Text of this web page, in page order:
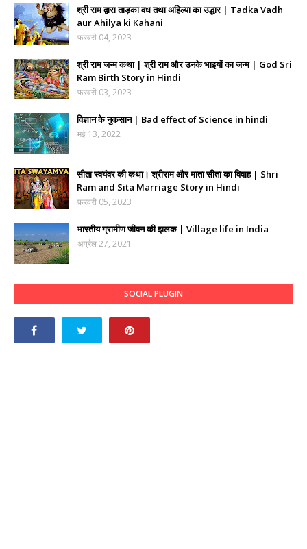
श्री राम द्वारा ताड़का वध तथा अहिल्या का उद्धार | Tadka Vadh
aur Ahilya ki Kahani
फ़रवरी 04, 2023
श्री राम जन्म कथा | श्री राम और उनके भाइयों का जन्म | God Sri
Ram Birth Story in Hindi
फ़रवरी 03, 2023
विज्ञान के नुकसान | Bad effect of Science in hindi
मई 13, 2022
सीता स्वयंवर की कथा। श्रीराम और माता सीता का विवाह | Shri
Ram and Sita Marriage Story in Hindi
फ़रवरी 05, 2023
भारतीय ग्रामीण जीवन की झलक | Village life in India
अप्रैल 27, 2021
SOCIAL PLUGIN